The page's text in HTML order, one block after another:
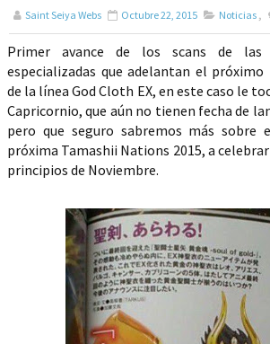
Saint Seiya Webs Octubre 22, 2015 Noticias ,
Primer avance de los scans de las
especializadas que adelantan el
de la línea God Cloth EX, en este caso le
Capricornio, que aún no tienen fecha de
pero que seguro sabremos más sobre
próxima Tamashii Nations 2015, a
principios de Noviembre.